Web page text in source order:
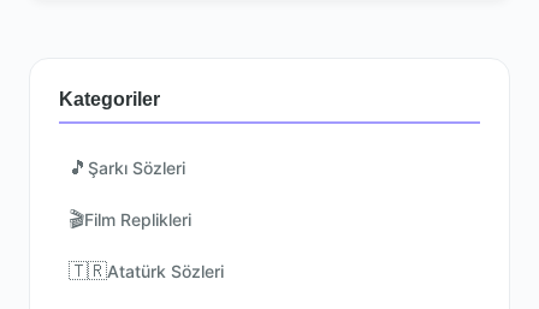
Kategoriler
🎵 Şarkı Sözleri
🎬Film Replikleri
🇹🇷Atatürk Sözleri